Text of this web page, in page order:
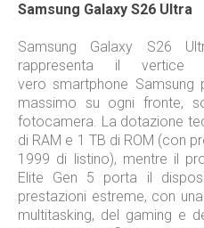
Samsung Galaxy S26 Ultra
Samsung Galaxy S26
rappresenta il vertice
vero smartphone Samsung
massimo su ogni fronte,
fotocamera. La dotazione
di RAM e 1 TB di ROM (con
1999 di listino), mentre il
Elite Gen 5 porta il
prestazioni estreme, con
multitasking, del gaming e